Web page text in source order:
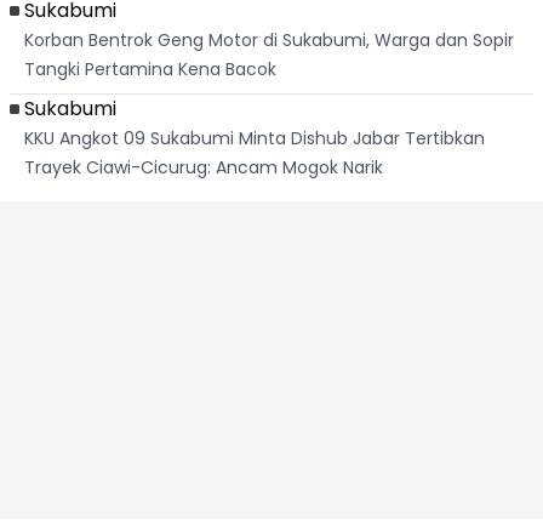
Sukabumi
Korban Bentrok Geng Motor di Sukabumi, Warga dan Sopir
Tangki Pertamina Kena Bacok
Sukabumi
KKU Angkot 09 Sukabumi Minta Dishub Jabar Tertibkan
Trayek Ciawi-Cicurug: Ancam Mogok Narik